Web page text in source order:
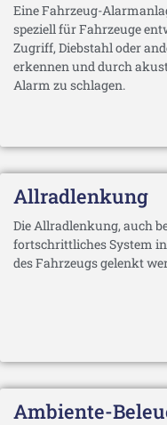
Eine Fahrzeug-
speziell für Fahrzeuge
Zugriff, Diebstahl oder
erkennen und durch
Alarm zu schlagen.
Allradlenkung
Die Allradlenkung, auch
fortschrittliches System in
des Fahrzeugs gelenkt
Ambiente-